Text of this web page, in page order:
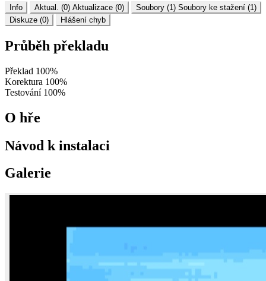
Info Aktual. (0) Aktualizace (0) Soubory (1) Soubory ke stažení (1)
Diskuze (0)
Hlášení chyb
Průběh překladu
Překlad 100%
Korektura 100%
Testování 100%
O hře
Návod k instalaci
Galerie